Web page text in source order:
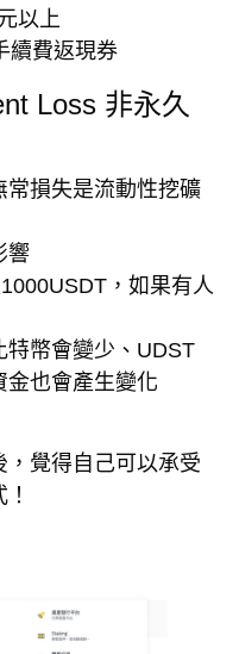
以上
費返現券
Loss 非永久
損失是流動性挖礦
響
，如果有人
特幣會變少、UDST
金也會產生變化
，覺得自己可以承受